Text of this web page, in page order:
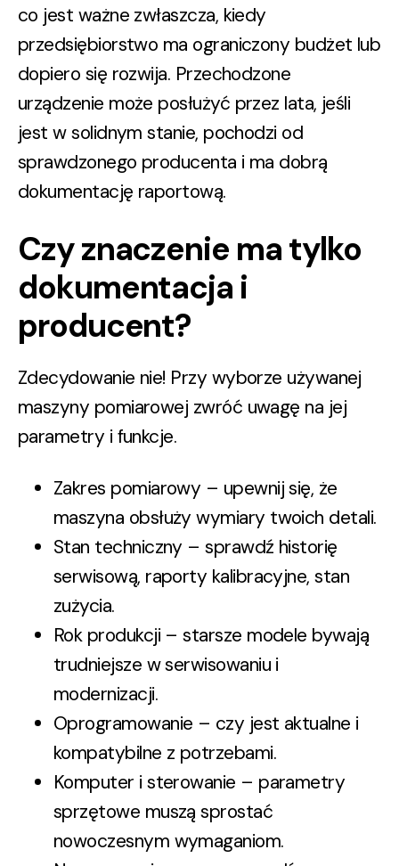
co jest ważne zwłaszcza, kiedy
przedsiębiorstwo ma ograniczony budżet lub
dopiero się rozwija. Przechodzone
urządzenie może posłużyć przez lata, jeśli
jest w solidnym stanie, pochodzi od
sprawdzonego producenta i ma dobrą
dokumentację raportową.
Czy znaczenie ma tylko
dokumentacja i
producent?
Zdecydowanie nie! Przy wyborze używanej
maszyny pomiarowej zwróć uwagę na jej
parametry i funkcje.
Zakres pomiarowy – upewnij się, że
maszyna obsłuży wymiary twoich detali.
Stan techniczny – sprawdź historię
serwisową, raporty kalibracyjne, stan
zużycia.
Rok produkcji – starsze modele bywają
trudniejsze w serwisowaniu i
modernizacji.
Oprogramowanie – czy jest aktualne i
kompatybilne z potrzebami.
Komputer i sterowanie – parametry
sprzętowe muszą sprostać
nowoczesnym wymaganiom.